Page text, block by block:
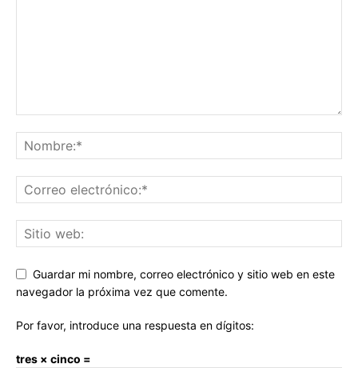
Guardar mi nombre, correo electrónico y sitio web en este
navegador la próxima vez que comente.
Por favor, introduce una respuesta en dígitos:
tres × cinco =